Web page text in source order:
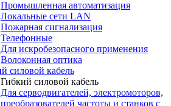
Промышленная автоматизация
Локальные сети LAN
Пожарная сигнализация
Телефонные
Для искробезопасного применения
Волоконная оптика
силовой кабель
Гибкий силовой кабель
Для серводвигателей, электромоторов,
преобразователей частоты и станков с